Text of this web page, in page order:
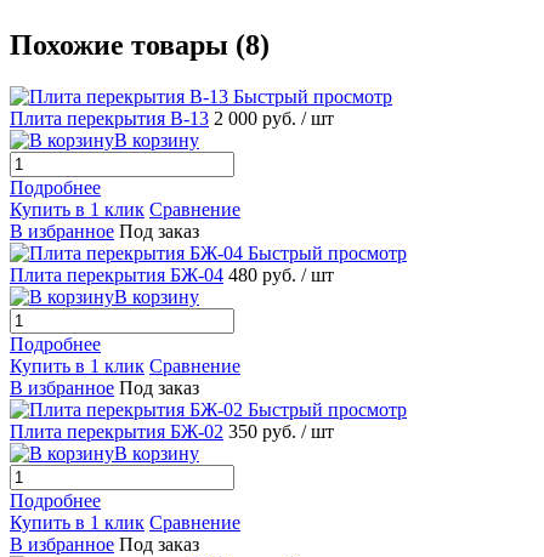
Похожие товары (8)
Быстрый просмотр
Плита перекрытия В-13 2 000 руб. / шт
В корзину
Подробнее
Купить в 1 клик Сравнение
В избранное Под заказ
Быстрый просмотр
Плита перекрытия БЖ-04 480 руб. / шт
В корзину
Подробнее
Купить в 1 клик Сравнение
В избранное Под заказ
Быстрый просмотр
Плита перекрытия БЖ-02 350 руб. / шт
В корзину
Подробнее
Купить в 1 клик Сравнение
В избранное Под заказ